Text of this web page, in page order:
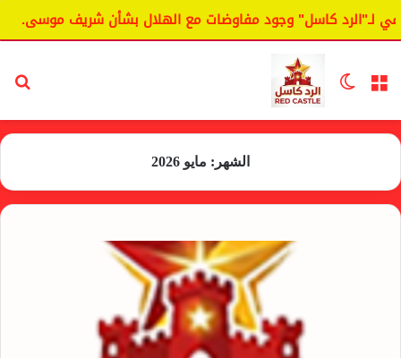
كاسل" وجود مفاوضات مع الهلال بشأن شريف موسى.
القائمة الوضع المظلم
الشهر: مايو 2026